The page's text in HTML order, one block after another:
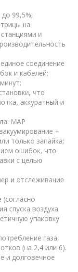
99,5%;
на
и
соединение
и кабелей;
что
аккуратный и
MAP
+
только запайка;
ошибок, что
с целью
и отслеживание
спуска воздуха
упаковку
газа,
(на 2,4 или 6).
и долговечное